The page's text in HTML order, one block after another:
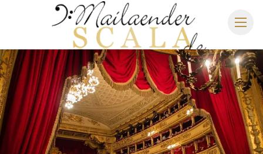
MAILÄNDER SCALA
SPIELPLAN 2026/2027
SITZPLAN HOTELS